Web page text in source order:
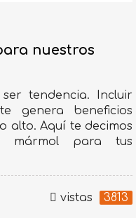
nuestros
tendencia. Incluir
genera beneficios
alto. Aquí te decimos
mármol para tus
vistas 3813